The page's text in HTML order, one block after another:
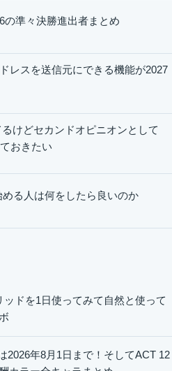
の準々決勝進出者まとめ
レスを送信元にできる機能が2027
けどセカンドオピニオンとして
おきたい
る人は何をしたら良いのか
ドを1日使ってみて自然と使って
2026年8月1日まで！そしてACT 12